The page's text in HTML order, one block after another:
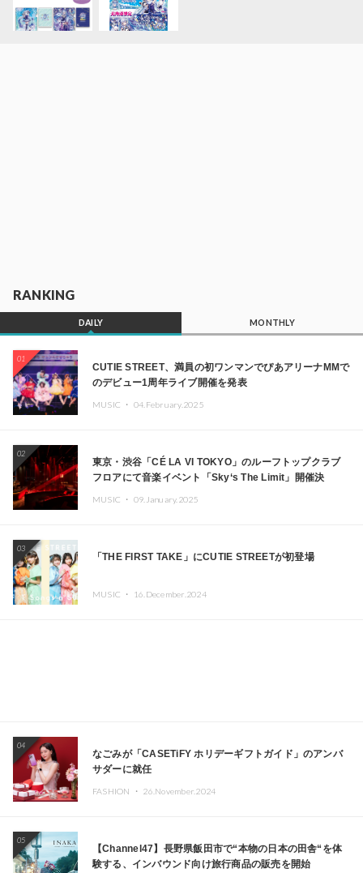
RANKING
DAILY MONTHLY
01
CUTIE STREET、満員の初ワンマンでぴあアリーナMMで
のデビュー1周年ライブ開催を発表
MUSIC ・ 04.February.2025
02
東京・渋谷「CÉ LA VI TOKYO」のルーフトップクラブ
フロアにて音楽イベント「Sky‘s The Limit」開催決
MUSIC ・ 09.January.2025
03
「THE FIRST TAKE」にCUTIE STREETが初登場
MUSIC ・ 16.December.2024
04
なごみが「CASETiFY ホリデーギフトガイド」のアンバ
サダーに就任
FASHION ・ 26.November.2024
05
【Channel47】長野県飯田市で“本物の日本の田舎“を体
験する、インバウンド向け旅行商品の販売を開始